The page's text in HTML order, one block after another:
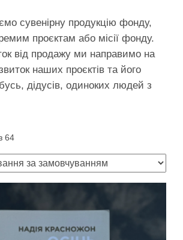
сувенірну продукцію фонду,
проєктам або місії фонду.
від продажу ми направимо на
наших проєктів та його
дідусів, одиноких людей з
64